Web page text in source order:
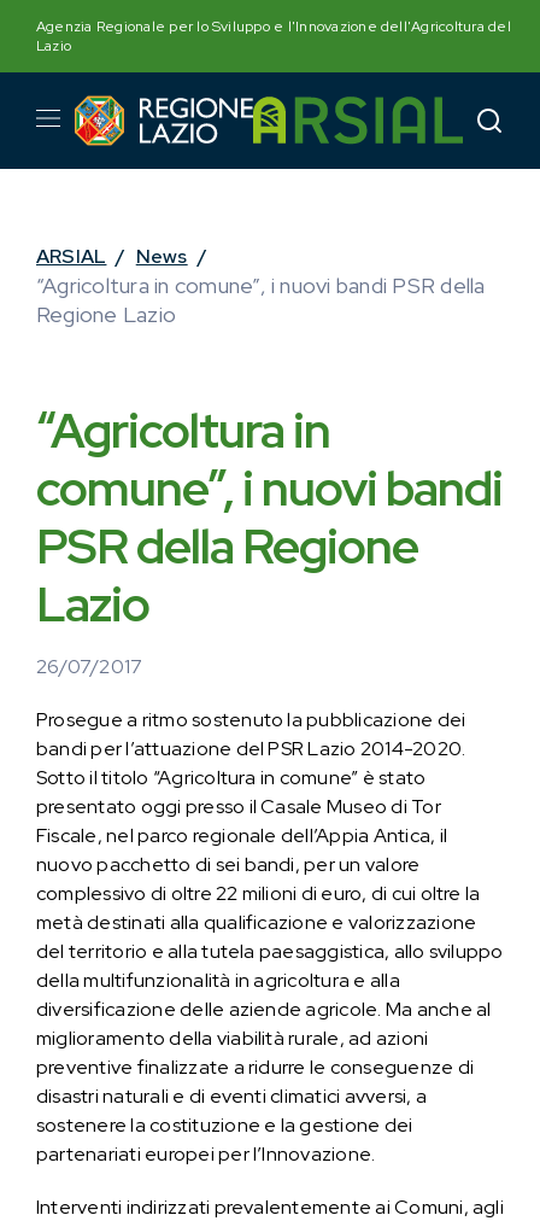
content
Agenzia Regionale per lo Sviluppo e l'Innovazione dell'Agricoltura del
Lazio
ARSIAL / News /
“Agricoltura in comune”, i nuovi bandi PSR della
Regione Lazio
“Agricoltura in
comune”, i nuovi bandi
PSR della Regione
Lazio
26/07/2017
Prosegue a ritmo sostenuto la pubblicazione dei
bandi per l’attuazione del PSR Lazio 2014-2020.
Sotto il titolo “Agricoltura in comune” è stato
presentato oggi presso il Casale Museo di Tor
Fiscale, nel parco regionale dell’Appia Antica, il
nuovo pacchetto di sei bandi, per un valore
complessivo di oltre 22 milioni di euro, di cui oltre la
metà destinati alla qualificazione e valorizzazione
del territorio e alla tutela paesaggistica, allo sviluppo
della multifunzionalità in agricoltura e alla
diversificazione delle aziende agricole. Ma anche al
miglioramento della viabilità rurale, ad azioni
preventive finalizzate a ridurre le conseguenze di
disastri naturali e di eventi climatici avversi, a
sostenere la costituzione e la gestione dei
partenariati europei per l’Innovazione.
Interventi indirizzati prevalentemente ai Comuni, agli